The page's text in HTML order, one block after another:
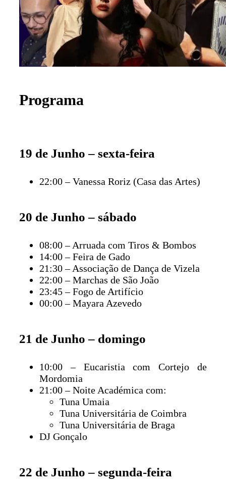
Programa
19 de Junho – sexta-feira
22:00 – Vanessa Roriz (Casa das Artes)
20 de Junho – sábado
08:00 – Arruada com Tiros & Bombos
14:00 – Feira de Gado
21:30 – Associação de Dança de Vizela
22:00 – Marchas de São João
23:45 – Fogo de Artifício
00:00 – Mayara Azevedo
21 de Junho – domingo
10:00 – Eucaristia com Cortejo de
Mordomia
21:00 – Noite Académica com:
Tuna Umaia
Tuna Universitária de Coimbra
Tuna Universitária de Braga
DJ Gonçalo
22 de Junho – segunda-feira